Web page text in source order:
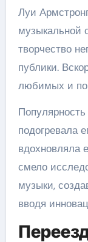
Луи
музыкальной
творчество
публики.
любимых и
подогревала
вдохновляла
смело
музыки,
вводя